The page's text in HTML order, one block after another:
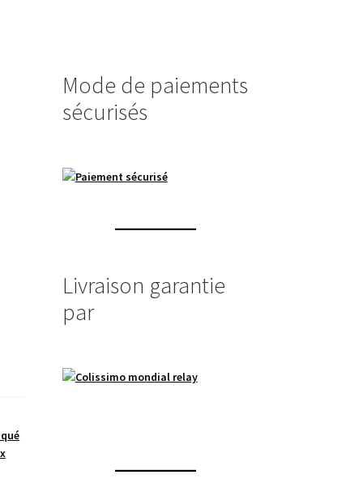
Mode de paiements
sécurisés
Livraison garantie
par